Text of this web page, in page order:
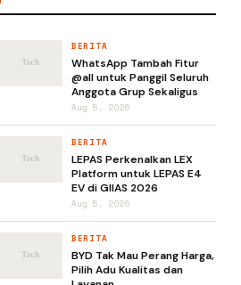
BERITA
WhatsApp Tambah Fitur
@all untuk Panggil Seluruh
Anggota Grup Sekaligus
Aug 5, 2026
BERITA
LEPAS Perkenalkan LEX
Platform untuk LEPAS E4
EV di GIIAS 2026
Aug 5, 2026
BERITA
BYD Tak Mau Perang Harga,
Pilih Adu Kualitas dan